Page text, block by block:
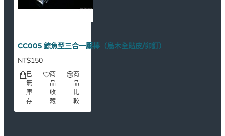
CC005 鯨魚型三合一壓棒（烏木全貼皮/卯釘）
NT$150
已
無
庫
存
商
品
收
藏
商
品
比
較